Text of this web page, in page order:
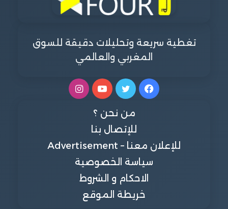
تغطية سريعة وتحليلات دقيقة للسوق
المغربي والعالمي
فيسبوكتويتر يوتيوبانستقرام
من نحن ؟
للإتصال بنا
للإعلان معنا – Advertisement
سياسة الخصوصية
الاحكام و الشروط
خريطة الموقع